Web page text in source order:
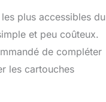
plus accessibles du
et peu coûteux.
de compléter
les cartouches